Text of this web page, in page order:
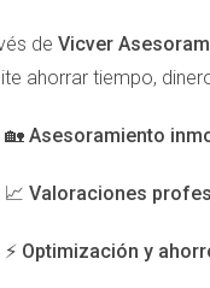
MARKETING
inmobiliario
de Vicver
ahorrar tiempo,
🏡 Asesoramiento
📈 Valoraciones
⚡ Optimización y